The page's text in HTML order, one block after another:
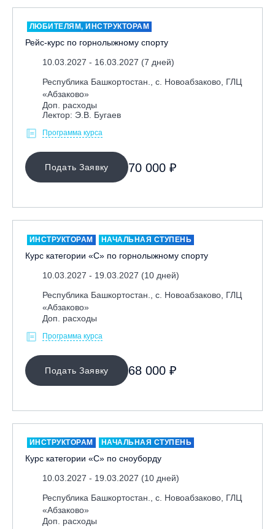
ЛЮБИТЕЛЯМ, ИНСТРУКТОРАМ
Рейс-курс по горнолыжному спорту
10.03.2027 - 16.03.2027 (7 дней)
Республика Башкортостан., с. Новоабзаково, ГЛЦ
«Абзаково»
Доп. расходы
Лектор: Э.В. Бугаев
Программа курса
Подать Заявку 70 000 ₽
ИНСТРУКТОРАМ НАЧАЛЬНАЯ СТУПЕНЬ
Курс категории «С» по горнолыжному спорту
10.03.2027 - 19.03.2027 (10 дней)
Республика Башкортостан., с. Новоабзаково, ГЛЦ
«Абзаково»
Доп. расходы
Программа курса
Подать Заявку 68 000 ₽
ИНСТРУКТОРАМ НАЧАЛЬНАЯ СТУПЕНЬ
Курс категории «С» по сноуборду
10.03.2027 - 19.03.2027 (10 дней)
Республика Башкортостан., с. Новоабзаково, ГЛЦ
«Абзаково»
Доп. расходы